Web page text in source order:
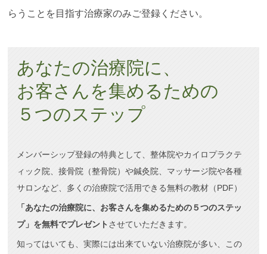
らうことを目指す治療家のみご登録ください。
あなたの治療院に、
お客さんを集めるための
５つのステップ
メンバーシップ登録の特典として、整体院やカイロプラクテ
ィック院、接骨院（整骨院）や鍼灸院、マッサージ院や各種
サロンなど、多くの治療院で活用できる無料の教材（PDF）
「あなたの治療院に、お客さんを集めるための５つのステッ
プ」を無料でプレゼント させていただきます。
知ってはいても、実際には出来ていない治療院が多い、この